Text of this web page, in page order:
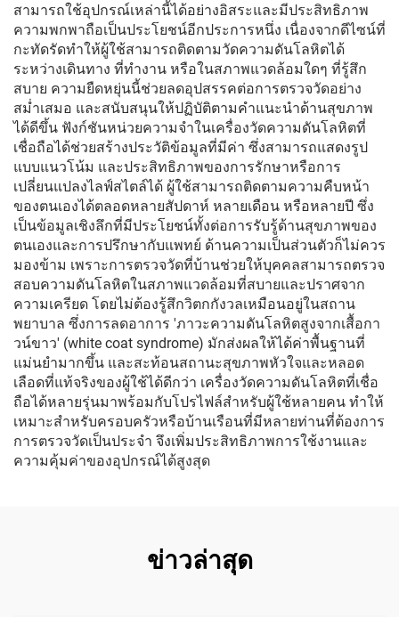
สามารถใช้อุปกรณ์เหล่านี้ได้อย่างอิสระและมีประสิทธิภาพ
ความพกพาถือเป็นประโยชน์อีกประการหนึ่ง เนื่องจากดีไซน์ที่
กะทัดรัดทำให้ผู้ใช้สามารถติดตามวัดความดันโลหิตได้
ระหว่างเดินทาง ที่ทำงาน หรือในสภาพแวดล้อมใดๆ ที่รู้สึก
สบาย ความยืดหยุ่นนี้ช่วยลดอุปสรรคต่อการตรวจวัดอย่าง
สม่ำเสมอ และสนับสนุนให้ปฏิบัติตามคำแนะนำด้านสุขภาพ
ได้ดีขึ้น ฟังก์ชันหน่วยความจำในเครื่องวัดความดันโลหิตที่
เชื่อถือได้ช่วยสร้างประวัติข้อมูลที่มีค่า ซึ่งสามารถแสดงรูป
แบบแนวโน้ม และประสิทธิภาพของการรักษาหรือการ
เปลี่ยนแปลงไลฟ์สไตล์ได้ ผู้ใช้สามารถติดตามความคืบหน้า
ของตนเองได้ตลอดหลายสัปดาห์ หลายเดือน หรือหลายปี ซึ่ง
เป็นข้อมูลเชิงลึกที่มีประโยชน์ทั้งต่อการรับรู้ด้านสุขภาพของ
ตนเองและการปรึกษากับแพทย์ ด้านความเป็นส่วนตัวก็ไม่ควร
มองข้าม เพราะการตรวจวัดที่บ้านช่วยให้บุคคลสามารถตรวจ
สอบความดันโลหิตในสภาพแวดล้อมที่สบายและปราศจาก
ความเครียด โดยไม่ต้องรู้สึกวิตกกังวลเหมือนอยู่ในสถาน
พยาบาล ซึ่งการลดอาการ 'ภาวะความดันโลหิตสูงจากเสื้อกา
วน์ขาว' (white coat syndrome) มักส่งผลให้ได้ค่าพื้นฐานที่
แม่นยำมากขึ้น และสะท้อนสถานะสุขภาพหัวใจและหลอด
เลือดที่แท้จริงของผู้ใช้ได้ดีกว่า เครื่องวัดความดันโลหิตที่เชื่อ
ถือได้หลายรุ่นมาพร้อมกับโปรไฟล์สำหรับผู้ใช้หลายคน ทำให้
เหมาะสำหรับครอบครัวหรือบ้านเรือนที่มีหลายท่านที่ต้องการ
การตรวจวัดเป็นประจำ จึงเพิ่มประสิทธิภาพการใช้งานและ
ความคุ้มค่าของอุปกรณ์ได้สูงสุด
ข่าวล่าสุด